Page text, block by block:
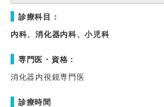
診療科目：
内科、消化器内科、小児科
専門医・資格：
消化器内視鏡専門医
診療時間